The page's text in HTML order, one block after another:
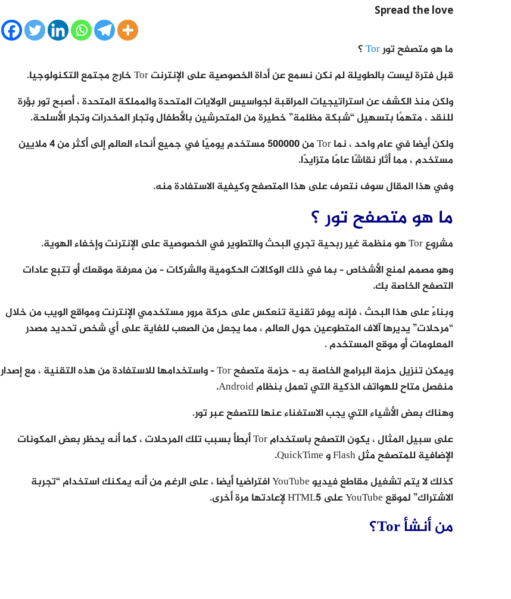
Spread the love
ما هو متصفح تورTor؟
قبل فترة ليست بالطويلة لم نكن نسمع عن أداة الخصوصية على الإنترنت Tor خارج مجتمع التكنولوجيا.
ولكن منذ الكشف عن استراتيجيات المراقبة لجواسيس الولايات المتحدة والمملكة المتحدة ، أصبح تور بؤرة
للنقد ، متهمًا بتسهيل “شبكة مظلمة” خطيرة من المتحرشين بالأطفال وتجار المخدرات وتجار الأسلحة.
ولكن أيضا في عام واحد ، نما Tor من 500000 مستخدم يوميًا في جميع أنحاء العالم إلى أكثر من 4 ملايين
مستخدم ، مما أثار نقاشًا عامًا متزايدًا.
وفي هذا المقال سوف نتعرف على هذا المتصفح وكيفية الاستفادة منه.
ما هو متصفح تور ؟
مشروع Tor هو منظمة غير ربحية تجري البحث والتطوير في الخصوصية على الإنترنت وإخفاء الهوية.
وهو مصمم لمنع الأشخاص – بما في ذلك الوكالات الحكومية والشركات – من معرفة موقعك أو تتبع عادات
التصفح الخاصة بك.
وبناءً على هذا البحث ، فإنه يوفر تقنية تنعكس على حركة مرور مستخدمي الإنترنت ومواقع الويب من خلال
“مرحلات” يديرها آلاف المتطوعين حول العالم ، مما يجعل من الصعب للغاية على أي شخص تحديد مصدر
المعلومات أو موقع المستخدم .
ويمكن تنزيل حزمة البرامج الخاصة به – حزمة متصفح Tor – واستخدامها للاستفادة من هذه التقنية ، مع إصدار
منفصل متاح للهواتف الذكية التي تعمل بنظام Android.
وهناك بعض الأشياء التي يجب الاستغناء عنها للتصفح عبر تور.
على سبيل المثال ، يكون التصفح باستخدام Tor أبطأ بسبب تلك المرحلات ، كما أنه يحظر بعض المكونات
الإضافية للمتصفح مثل Flash و QuickTime.
كذلك لا يتم تشغيل مقاطع فيديو YouTube افتراضيا أيضا ، على الرغم من أنه يمكنك استخدام “تجربة
الاشتراك” لموقع YouTube على HTML5 لإعادتها مرة أخرى.
من أنشأ Tor؟